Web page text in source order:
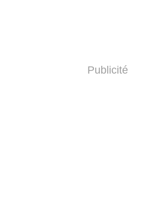
Publicité